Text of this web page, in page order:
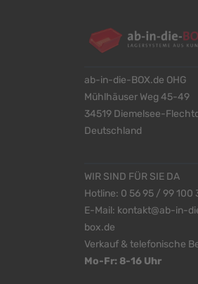
ab-in-die-BOX.de OHG
Mühlhäuser Weg 45-49
34519 Diemelsee-
Deutschland
WIR SIND FÜR SIE DA
Hotline: 0 56 95 / 99 100
E-Mail: kontakt@ab-in-
box.de
Verkauf & telefonische
Mo-Fr: 8-16 Uhr